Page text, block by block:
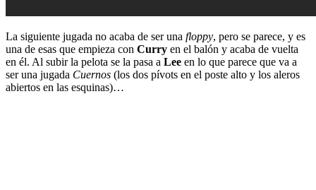
La siguiente jugada no acaba de ser una floppy, pero se parece, y es
una de esas que empieza con Curry en el balón y acaba de vuelta
en él. Al subir la pelota se la pasa a Lee en lo que parece que va a
ser una jugada Cuernos (los dos pívots en el poste alto y los aleros
abiertos en las esquinas)…